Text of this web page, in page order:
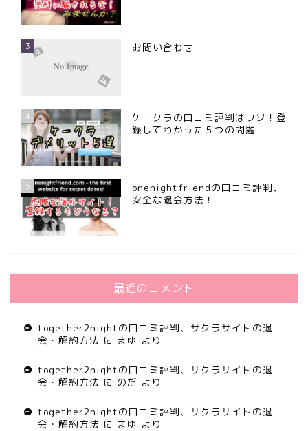
3 お問い合わせ
4
ケークラの口コミ評判はウソ！登
録してわかった５つの問題
5
onenightfriendの口コミ評判、
安全な退会方法！
最近のコメント
together2nightの口コミ評判、サクラサイトの退
会・解約方法 に まゆ より
together2nightの口コミ評判、サクラサイトの退
会・解約方法 に のだ より
together2nightの口コミ評判、サクラサイトの退
会・解約方法 に まゆ より